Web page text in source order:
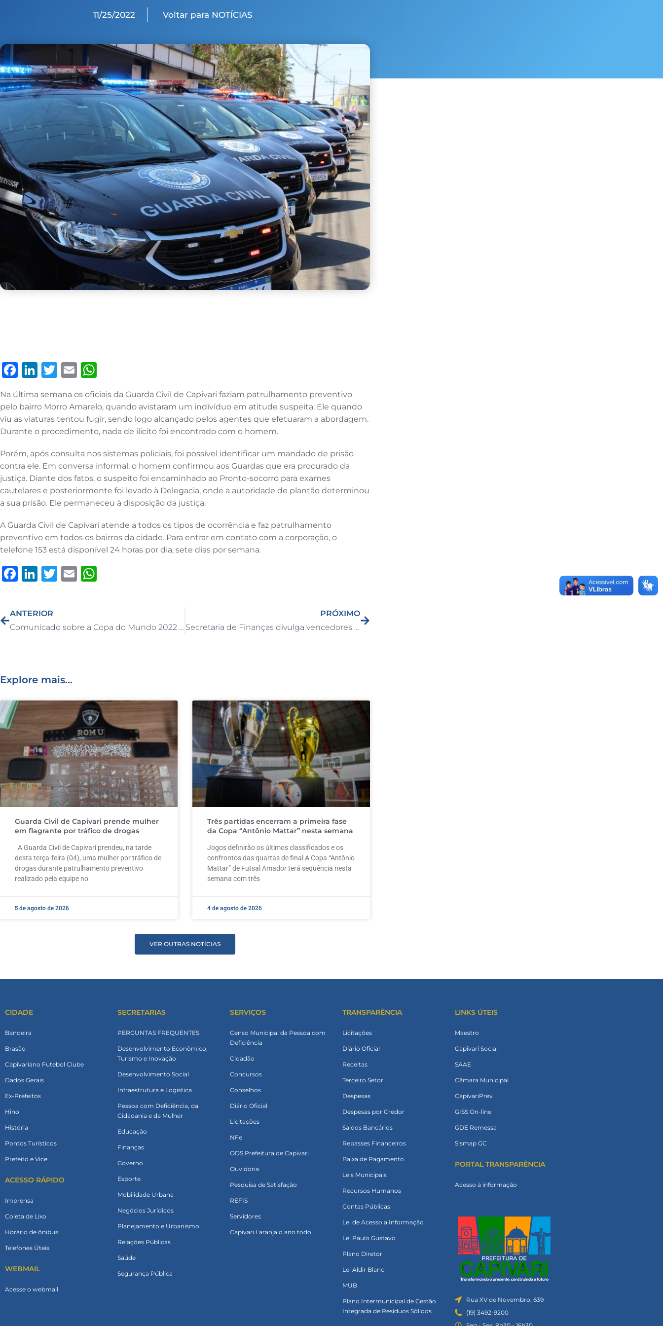
11/25/2022 Voltar para NOTÍCIAS
F
c
e
b
o
o
k
Li
k
e
dI
n
T
it
te
r
E
ai
l
at
s
A
p
p
Na última semana os oficiais da Guarda Civil de Capivari faziam patrulhamento preventivo
pelo bairro Morro Amarelo, quando avistaram um indivíduo em atitude suspeita. Ele quando
viu as viaturas tentou fugir, sendo logo alcançado pelos agentes que efetuaram a abordagem.
Durante o procedimento, nada de ilícito foi encontrado com o homem.
Porém, após consulta nos sistemas policiais, foi possível identificar um mandado de prisão
contra ele. Em conversa informal, o homem confirmou aos Guardas que era procurado da
justiça. Diante dos fatos, o suspeito foi encaminhado ao Pronto-socorro para exames
cautelares e posteriormente foi levado à Delegacia, onde a autoridade de plantão determinou
a sua prisão. Ele permaneceu à disposição da justiça.
A Guarda Civil de Capivari atende a todos os tipos de ocorrência e faz patrulhamento
preventivo em todos os bairros da cidade. Para entrar em contato com a corporação, o
telefone 153 está disponível 24 horas por dia, sete dias por semana.
F
c
e
k
Li
k
e
T
te
E
l
s
A
ANTERIOR
Comunicado sobre a Copa do Mundo 2022 do Catar para o dia 28/11/2022
PRÓXIMO
Secretaria de Finanças divulga vencedores do sorteio de novembro dos Vale-compras do programa “IPTU Premiado”
Explore mais...
Guarda Civil de Capivari prende mulher
em flagrante por tráfico de drogas
A Guarda Civil de Capivari prendeu, na tarde
desta terça-feira (04), uma mulher por tráfico de
drogas durante patrulhamento preventivo
realizado pela equipe no
5 de agosto de 2026
Três partidas encerram a primeira fase
da Copa “Antônio Mattar” nesta semana
Jogos definirão os últimos classificados e os
confrontos das quartas de final A Copa “Antônio
Mattar” de Futsal Amador terá sequência nesta
semana com três
4 de agosto de 2026
VER OUTRAS NOTÍCIAS
CIDADE
Bandeira
Brasão
Capivariano Futebol Clube
Dados Gerais
Ex-Prefeitos
Hino
História
Pontos Turísticos
Prefeito e Vice
ACESSO RÁPIDO
Imprensa
Coleta de Lixo
Horário de ônibus
Telefones Úteis
WEBMAIL
Acesse o webmail
SECRETARIAS
PERGUNTAS FREQUENTES
Desenvolvimento Econômico,
Turismo e Inovação
Desenvolvimento Social
Infraestrutura e Logistica
Pessoa com Deficiência, da
Cidadania e da Mulher
Educação
Finanças
Governo
Esporte
Mobilidade Urbana
Negócios Jurídicos
Planejamento e Urbanismo
Relações Públicas
Saúde
Segurança Pública
SERVIÇOS
Censo Municipal da Pessoa com
Deficiência
Cidadão
Concursos
Conselhos
Diário Oficial
Licitações
NFe
ODS Prefeitura de Capivari
Ouvidoria
Pesquisa de Satisfação
REFIS
Servidores
Capivari Laranja o ano todo
TRANSPARÊNCIA
Licitações
Diário Oficial
Receitas
Terceiro Setor
Despesas
Despesas por Credor
Saldos Bancários
Repasses Financeiros
Baixa de Pagamento
Leis Municipais
Recursos Humanos
Contas Públicas
Lei de Acesso a Informação
Lei Paulo Gustavo
Plano Diretor
Lei Aldir Blanc
MUB
Plano Intermunicipal de Gestão
Integrada de Resíduos Sólidos
LINKS ÚTEIS
Maestro
Capivari Social
SAAE
Câmara Municipal
CapivariPrev
GISS On-line
GDE Remessa
Sismap GC
PORTAL TRANSPARÊNCIA
Acesso à informação
Rua XV de Novembro, 639
(19) 3492-9200